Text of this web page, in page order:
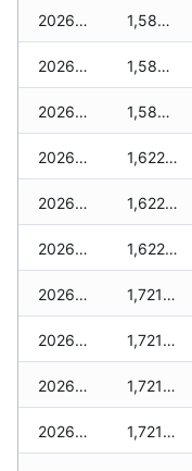
2026-05-20 1,587 zł
2026-05-19 1,587 zł
2026-05-18 1,587 zł
2026-05-17 1,622 zł
2026-05-16 1,622 zł
2026-05-15 1,622 zł
2026-05-14 1,721 zł
2026-05-13 1,721 zł
2026-05-12 1,721 zł
2026-05-09 1,721 zł